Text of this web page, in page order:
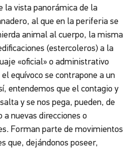
la vista panorámica de la
al que en la periferia se
animal al cuerpo, la misma
(estercoleros) a la
«oficial» o administrativo
equívoco se contrapone a un
entendemos que el contagio y
y se nos pega, pueden, de
a nuevas direcciones o
Forman parte de movimientos
que, dejándonos poseer,